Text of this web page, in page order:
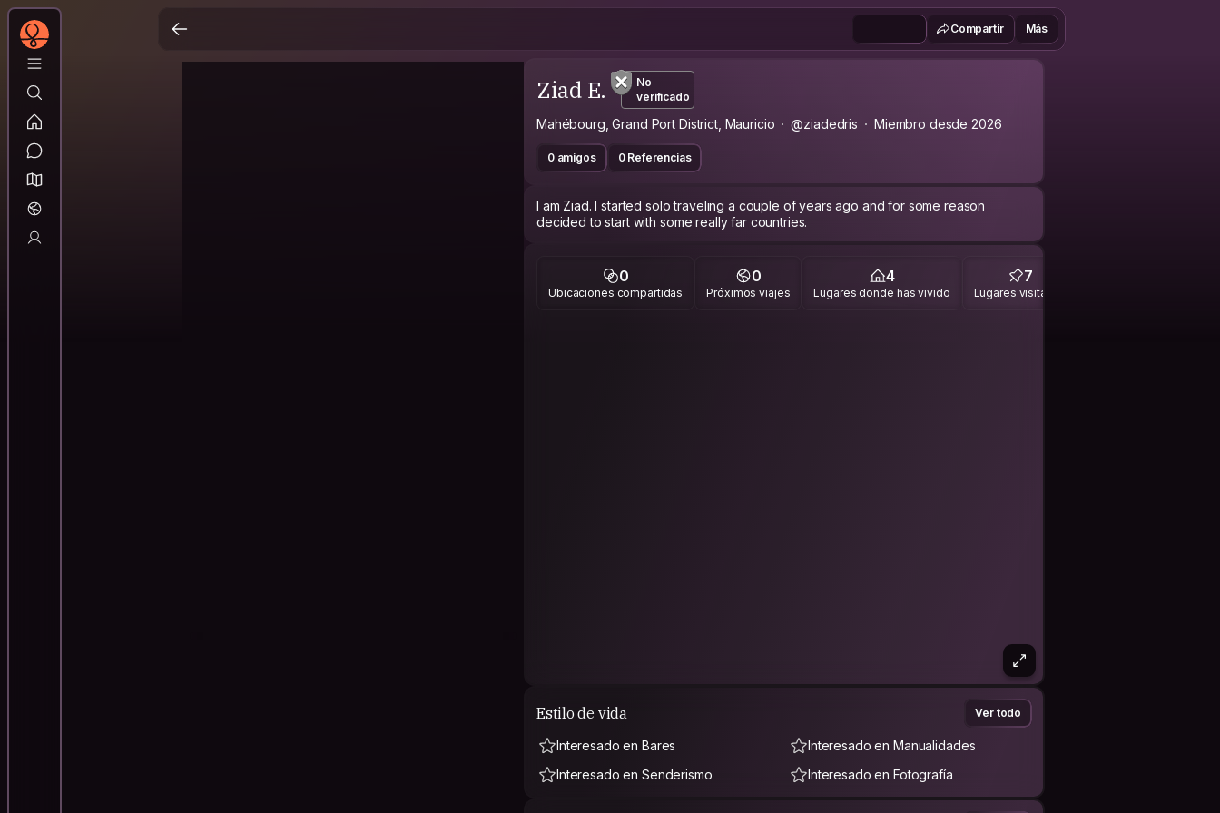
Compartir Más
Ziad E.
No
verificado
Mahébourg, Grand Port District, Mauricio @ziadedris Miembro desde 2026
0 amigos 0 Referencias
I am Ziad. I started solo traveling a couple of years ago and for some reason
decided to start with some really far countries.
0
Ubicaciones compartidas
0
Próximos viajes
4
Lugares donde has vivido
7
Lugares visitados
Estilo de vida Ver todo
Interesado en Bares
Interesado en Manualidades
Interesado en Senderismo
Interesado en Fotografía